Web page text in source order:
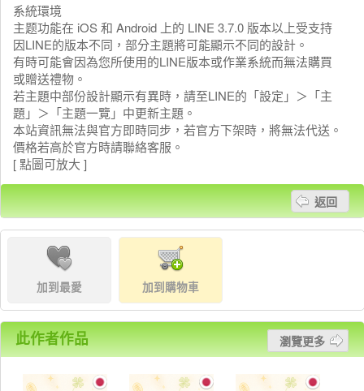
系統環境
主题功能在 iOS 和 Android 上的 LINE 3.7.0 版本以上受支持
因LINE的版本不同，部分主題將可能顯示不同的設計。
有時可能會因為您所使用的LINE版本或作業系統而無法購買
或贈送禮物。
若主題中部份設計顯示有異時，請至LINE的「設定」＞「主
題」＞「主題一覽」中更新主題。
本站資訊無法與官方即時同步，若官方下架時，將無法代送。
價格若高於官方時請聯絡客服。
[ 點圖可放大 ]
返回
加到最愛 加到購物車
此作者作品 瀏覽更多